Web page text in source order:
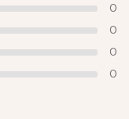
0
0
0
0